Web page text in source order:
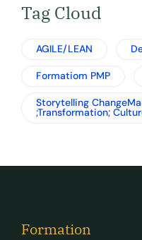
Tag Cloud
AGILE/LEAN
Formatiom PMP
Storytelling
;Transformation;
Formation